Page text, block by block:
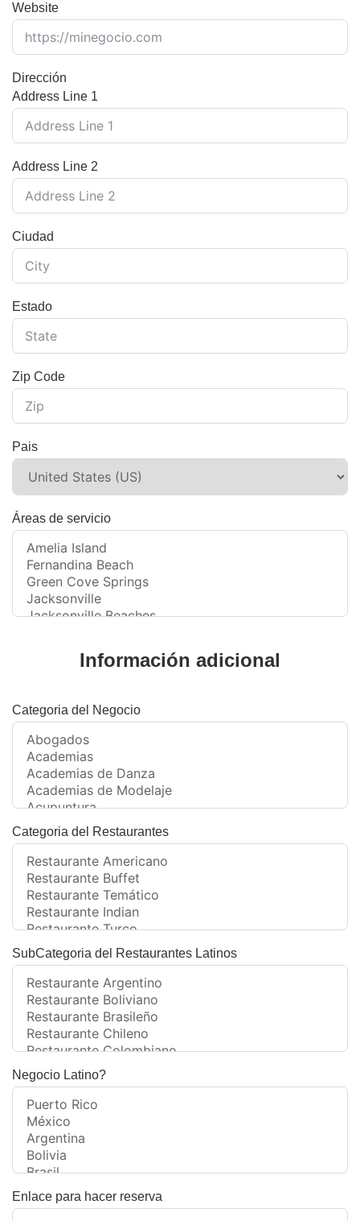
Website
Dirección
Address Line 1
Address Line 2
Ciudad
Estado
Zip Code
Pais
Áreas de servicio
Información adicional
Categoria del Negocio
Categoria del Restaurantes
SubCategoria del Restaurantes Latinos
Negocio Latino?
Enlace para hacer reserva